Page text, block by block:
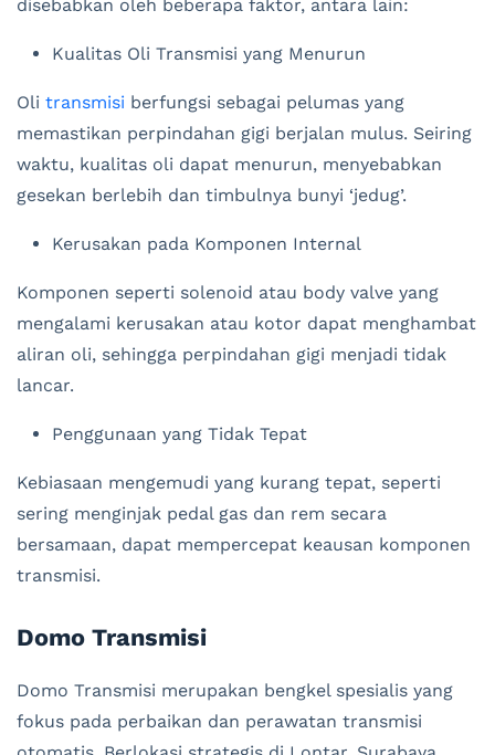
disebabkan oleh beberapa faktor, antara lain:
Kualitas Oli Transmisi yang Menurun
Oli transmisi berfungsi sebagai pelumas yang
memastikan perpindahan gigi berjalan mulus. Seiring
waktu, kualitas oli dapat menurun, menyebabkan
gesekan berlebih dan timbulnya bunyi ‘jedug’.
Kerusakan pada Komponen Internal
Komponen seperti solenoid atau body valve yang
mengalami kerusakan atau kotor dapat menghambat
aliran oli, sehingga perpindahan gigi menjadi tidak
lancar.
Penggunaan yang Tidak Tepat
Kebiasaan mengemudi yang kurang tepat, seperti
sering menginjak pedal gas dan rem secara
bersamaan, dapat mempercepat keausan komponen
transmisi.
Domo Transmisi
Domo Transmisi merupakan bengkel spesialis yang
fokus pada perbaikan dan perawatan transmisi